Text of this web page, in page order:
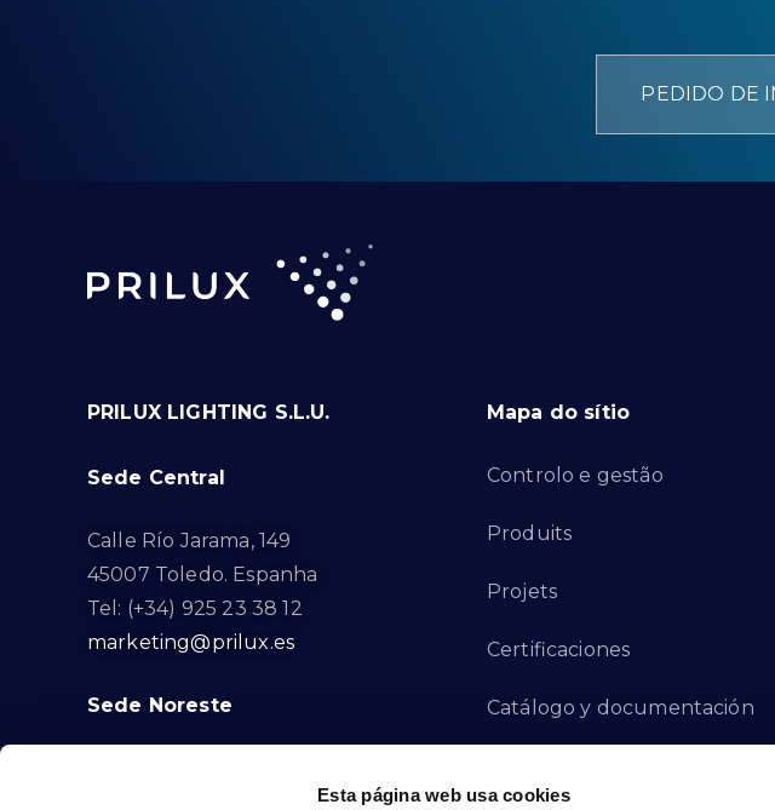
Esta página web usa cookies
PEDIDO DE
PRILUX LIGHTING S.L.U.
Sede Central
Calle Río Jarama, 149
45007 Toledo. Espanha
Tel: (+34) 925 23 38 12
marketing@prilux.es
Sede Noreste
08791. Sant Llorenç d’Hortons.
Mapa do sítio
Controlo e gestão
Produits
Projets
Certificaciones
Catálogo y documentación